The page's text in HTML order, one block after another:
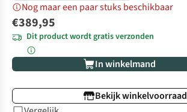
Nog maar een paar stuks beschikbaar
€389,95
Dit product wordt gratis verzonden
In winkelmand
Bekijk winkelvoorraad